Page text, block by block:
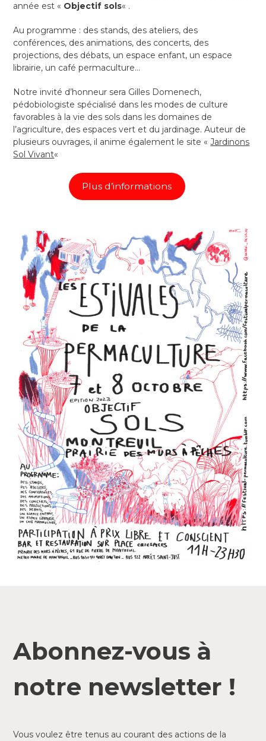
année est « Objectif sols« .
Au programme : des stands, des ateliers, des
conférences, des animations, des concerts, des
projections, des débats, un espace enfant, un espace
librairie, un café permaculture…
Notre invité d’honneur sera Gilles Domenech,
pédobiologiste spécialisé dans les modes de culture
favorables à la vie des sols dans les domaines de
l’agriculture, des espaces vert et du jardinage. Auteur de
plusieurs ouvrages, il anime également le site «Jardinons
Sol Vivant«
Plus d’informations
Abonnez-vous à
notre newsletter !
Vous voulez être tenus au courant des actions de la